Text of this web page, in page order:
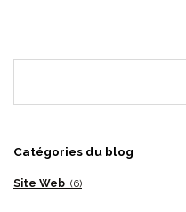
Catégories du blog
Site Web (6)